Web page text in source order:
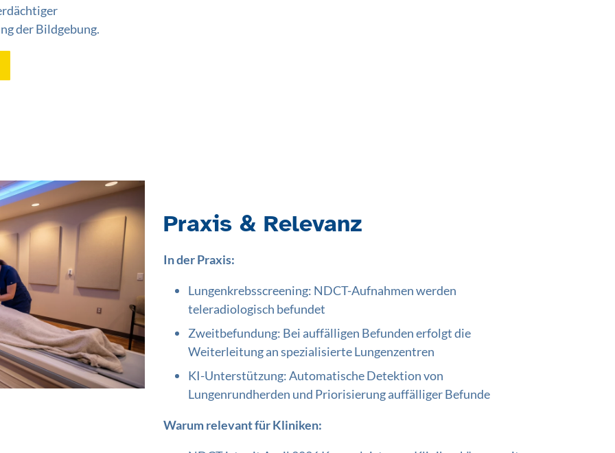
der Bildgebung.
Praxis & Relevanz
In der Praxis:
Lungenkrebsscreening: NDCT-Aufnahmen werden
teleradiologisch befundet
Zweitbefundung: Bei auffälligen Befunden erfolgt die
Weiterleitung an spezialisierte Lungenzentren
KI-Unterstützung: Automatische Detektion von
Lungenrundherden und Priorisierung auffälliger Befunde
Warum relevant für Kliniken: